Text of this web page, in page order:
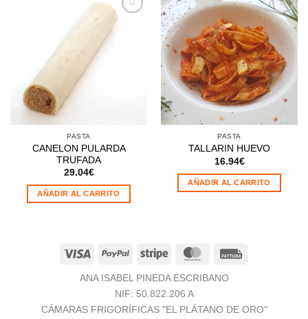
Añadir
PASTA
CANELON PULARDA
TRUFADA
29.04€
AÑADIR AL CARRITO
Añadir
lista de
deseos
PASTA
TALLARIN HUEVO
16.94€
AÑADIR AL CARRITO
Visa PayPal Stripe MasterCard
ANA ISABEL PINEDA ESCRIBANO
NIF: 50.822.206 A
CÁMARAS FRIGORÍFICAS "EL PLÁTANO DE ORO"